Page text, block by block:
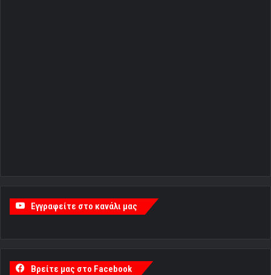
Εγγραφείτε στο κανάλι μας
Βρείτε μας στο Facebook